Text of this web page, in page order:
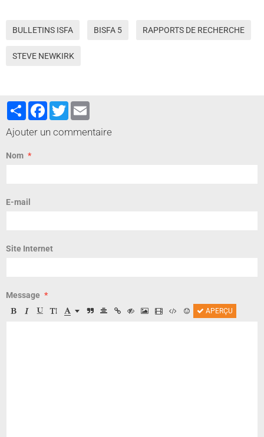
BULLETINS ISFA BISFA 5 RAPPORTS DE RECHERCHE
STEVE NEWKIRK
PartagerFacebook
Twitter
Ajouter un commentaire
Nom
E-mail
Site Internet
Message
APERÇU